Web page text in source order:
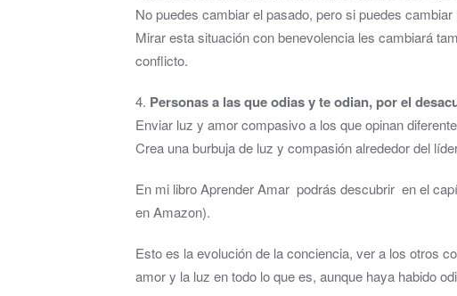
No puedes cambiar el pasado, pero si puedes
Mirar esta situación con benevolencia les cambiará
conflicto.
4. Personas a las que odias y te odian, por el
Enviar luz y amor compasivo a los que opinan
Crea una burbuja de luz y compasión alrededor del
En mi libro Aprender Amar podrás descubrir en el
en Amazon).
Esto es la evolución de la conciencia, ver a los otros
amor y la luz en todo lo que es, aunque haya habido